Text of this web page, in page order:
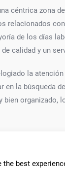
the best
céntrica zona
relacionados
de los días
calidad y un
la
la búsqueda
bien organizado,
de sus
que buscan